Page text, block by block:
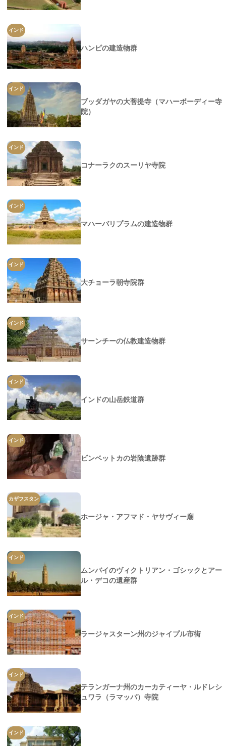
インド
ハンピの建造物群
インド
ブッダガヤの大菩提寺（マハーボーディー寺
院）
インド
コナーラクのスーリヤ寺院
インド
マハーバリプラムの建造物群
インド
大チョーラ朝寺院群
インド
サーンチーの仏教建造物群
インド
インドの山岳鉄道群
インド
ビンベットカの岩陰遺跡群
カザフスタン
ホージャ・アフマド・ヤサヴィー廟
インド
ムンバイのヴィクトリアン・ゴシックとアー
ル・デコの遺産群
インド
ラージャスターン州のジャイプル市街
インド
テランガーナ州のカーカティーヤ・ルドレシ
ュワラ（ラマッパ）寺院
インド